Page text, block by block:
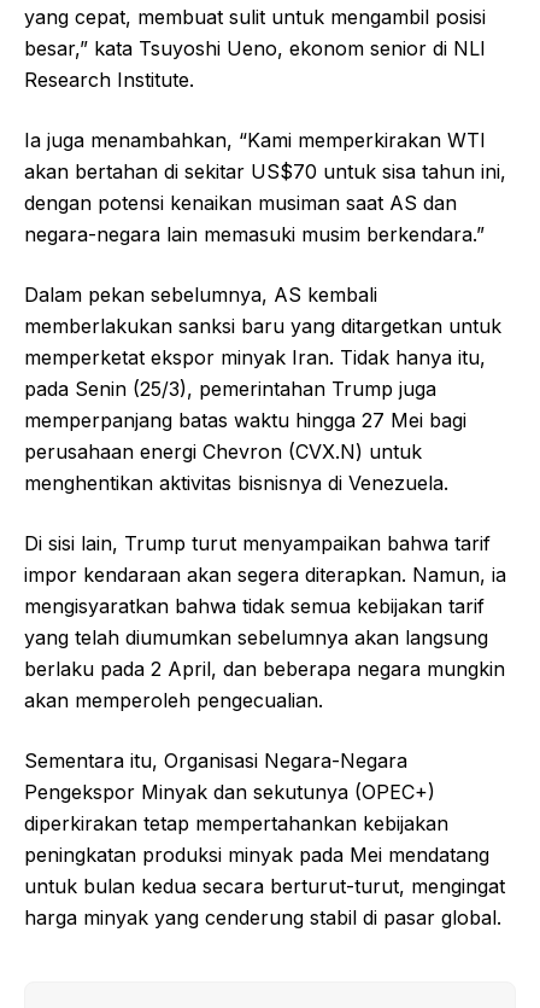
yang cepat, membuat sulit untuk mengambil posisi
besar,” kata Tsuyoshi Ueno, ekonom senior di NLI
Research Institute.
Ia juga menambahkan, “Kami memperkirakan WTI
akan bertahan di sekitar US$70 untuk sisa tahun ini,
dengan potensi kenaikan musiman saat AS dan
negara-negara lain memasuki musim berkendara.”
Dalam pekan sebelumnya, AS kembali
memberlakukan sanksi baru yang ditargetkan untuk
memperketat ekspor minyak Iran. Tidak hanya itu,
pada Senin (25/3), pemerintahan Trump juga
memperpanjang batas waktu hingga 27 Mei bagi
perusahaan energi Chevron (CVX.N) untuk
menghentikan aktivitas bisnisnya di Venezuela.
Di sisi lain, Trump turut menyampaikan bahwa tarif
impor kendaraan akan segera diterapkan. Namun, ia
mengisyaratkan bahwa tidak semua kebijakan tarif
yang telah diumumkan sebelumnya akan langsung
berlaku pada 2 April, dan beberapa negara mungkin
akan memperoleh pengecualian.
Sementara itu, Organisasi Negara-Negara
Pengekspor Minyak dan sekutunya (OPEC+)
diperkirakan tetap mempertahankan kebijakan
peningkatan produksi minyak pada Mei mendatang
untuk bulan kedua secara berturut-turut, mengingat
harga minyak yang cenderung stabil di pasar global.